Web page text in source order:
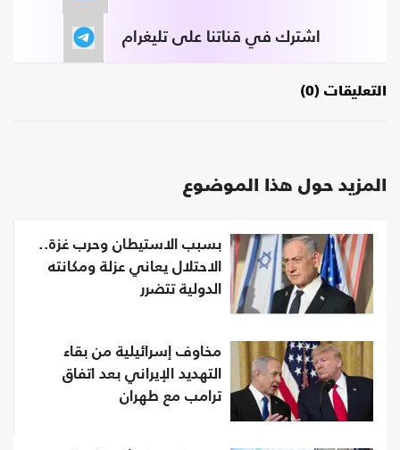
اشترك في قناتنا على تليغرام
التعليقات (0)
المزيد حول هذا الموضوع
بسبب الاستيطان وحرب غزة..
الاحتلال يعاني عزلة ومكانته
الدولية تتضرر
مخاوف إسرائيلية من بقاء
التهديد الإيراني بعد اتفاق
ترامب مع طهران